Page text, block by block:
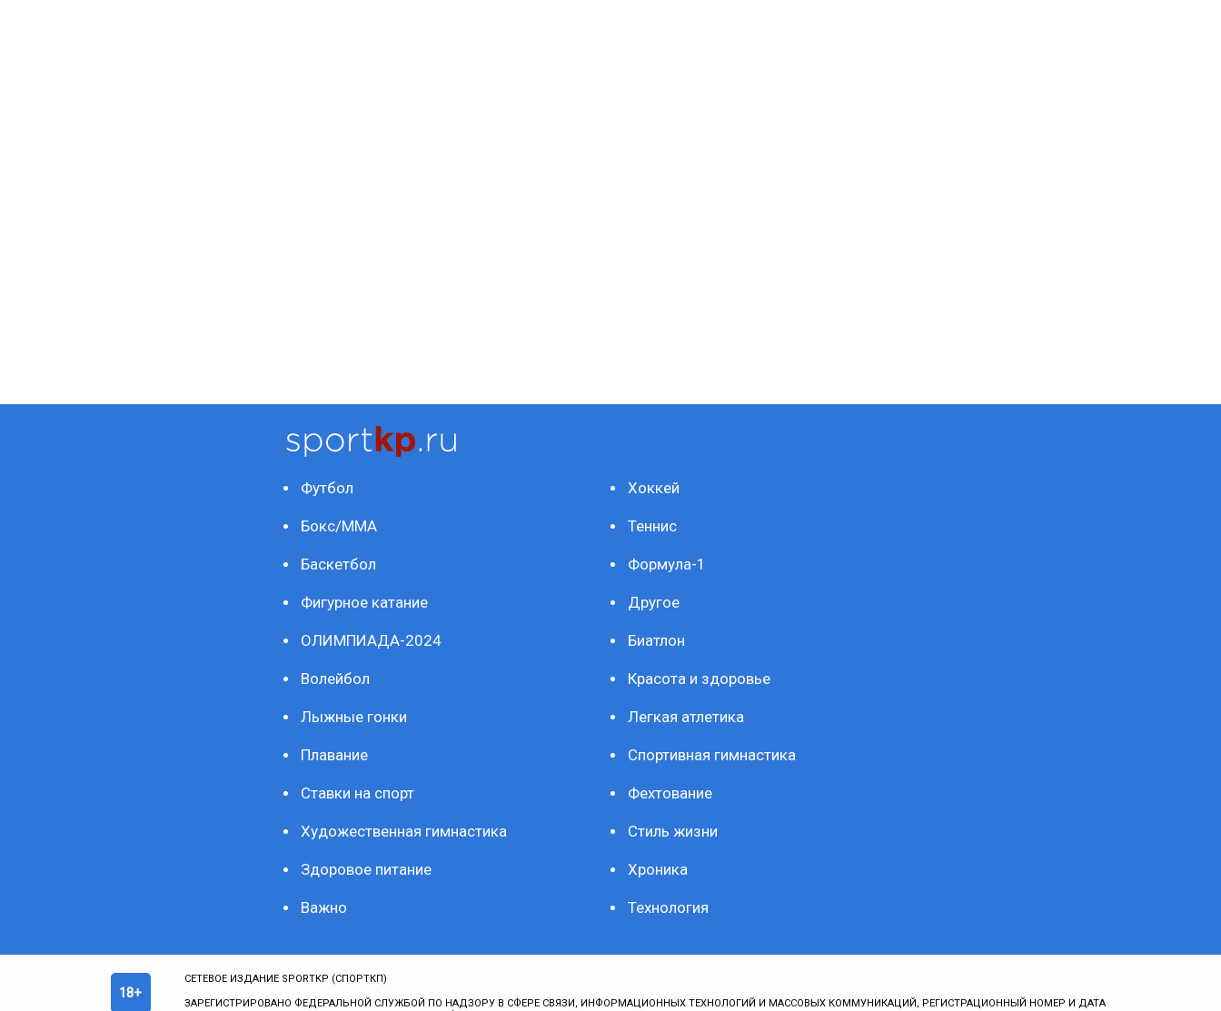
Футбол Хоккей
Бокс/ММА Теннис
Баскетбол Формула-1
Фигурное катание Другое
ОЛИМПИАДА-2024 Биатлон
Волейбол Красота и здоровье
Лыжные гонки Легкая атлетика
Плавание Спортивная гимнастика
Ставки на спорт Фехтование
Художественная гимнастика Стиль жизни
Здоровое питание Хроника
Важно Технология
18+
СЕТЕВОЕ ИЗДАНИЕ SPORTKP (СПОРТКП)
ЗАРЕГИСТРИРОВАНО ФЕДЕРАЛЬНОЙ СЛУЖБОЙ ПО НАДЗОРУ В СФЕРЕ СВЯЗИ, ИНФОРМАЦИОННЫХ ТЕХНОЛОГИЙ И МАССОВЫХ КОММУНИКАЦИЙ, РЕГИСТРАЦИОННЫЙ НОМЕР И ДАТА